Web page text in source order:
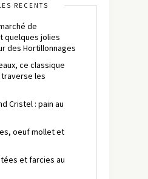
RÉCENTS
de
jolies
des Hortillonnages
ce classique
les
Cristel : pain au
oeuf mollet et
et farcies au